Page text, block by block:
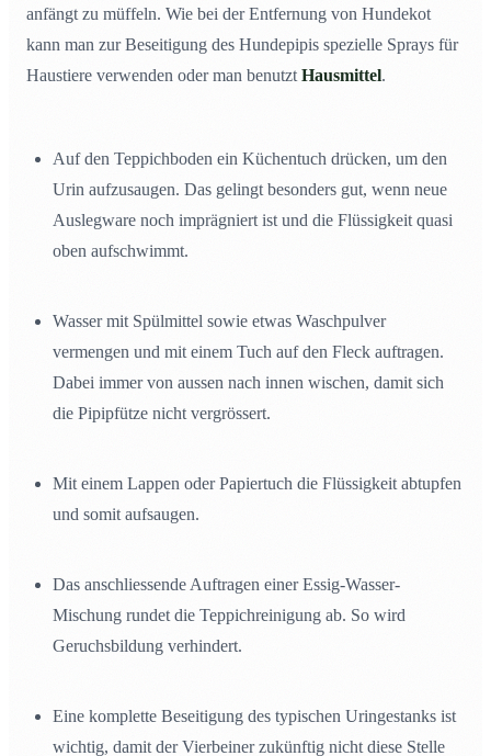
anfängt zu müffeln. Wie bei der Entfernung von Hundekot
kann man zur Beseitigung des Hundepipis spezielle Sprays für
Haustiere verwenden oder man benutzt Hausmittel.
Auf den Teppichboden ein Küchentuch drücken, um den
Urin aufzusaugen. Das gelingt besonders gut, wenn neue
Auslegware noch imprägniert ist und die Flüssigkeit quasi
oben aufschwimmt.
Wasser mit Spülmittel sowie etwas Waschpulver
vermengen und mit einem Tuch auf den Fleck auftragen.
Dabei immer von aussen nach innen wischen, damit sich
die Pipipfütze nicht vergrössert.
Mit einem Lappen oder Papiertuch die Flüssigkeit abtupfen
und somit aufsaugen.
Das anschliessende Auftragen einer Essig-Wasser-
Mischung rundet die Teppichreinigung ab. So wird
Geruchsbildung verhindert.
Eine komplette Beseitigung des typischen Uringestanks ist
wichtig, damit der Vierbeiner zukünftig nicht diese Stelle